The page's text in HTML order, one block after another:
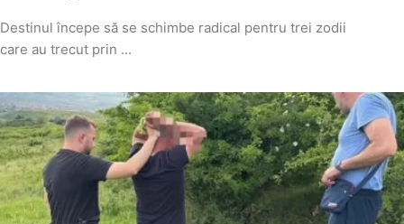
Destinul începe să se schimbe radical pentru trei zodii
care au trecut prin ...